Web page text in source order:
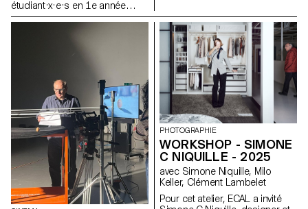
étudiant·x·e·s en 1e année
Bachelor Media & Interaction
travers d'un système
typographique modulaire.
PHOTOGRAPHIE
WORKSHOP - SIMONE
C NIQUILLE - 2025
avec Simone Niquille, Milo
Keller, Clément Lambelet
Pour cet atelier, ECAL a invité